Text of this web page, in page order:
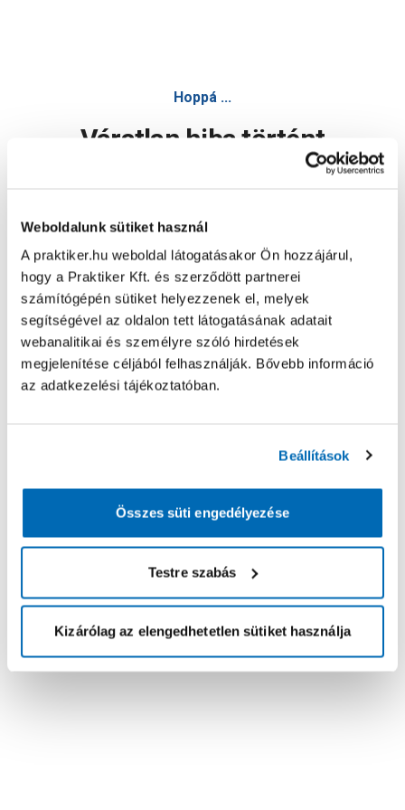
Weboldalunk sütiket használ
A praktiker.hu weboldal látogatásakor Ön hozzájárul,
hogy a Praktiker Kft. és szerződött partnerei
számítógépén sütiket helyezzenek el, melyek
segítségével az oldalon tett látogatásának adatait
webanalitikai és személyre szóló hirdetések
megjelenítése céljából felhasználják. Bővebb információ
az adatkezelési tájékoztatóban.
Beállítások
Összes süti engedélyezése
Testre szabás
Kizárólag az elengedhetetlen sütiket használja
Hoppá ...
Váratlan hiba történt
Oldal újratöltése